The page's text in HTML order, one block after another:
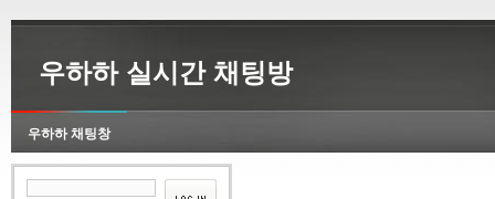
우하하 실시간 채팅방
우하하 채팅창